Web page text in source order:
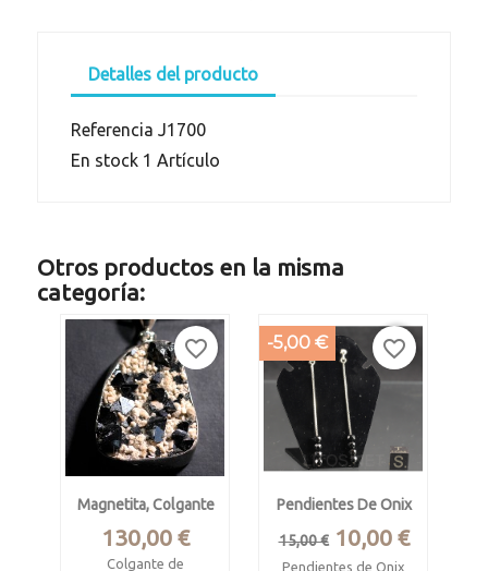
Detalles del producto
Referencia J1700
En stock 1 Artículo
Otros productos en la misma
categoría:
Magnetita, Colgante
Precio
130,00 €
Colgante de
favorite_border
Pendientes De Onix
Precio
15,00 € Precio
10,00 €
Pendientes de Onix
-5,00 € favorite_border